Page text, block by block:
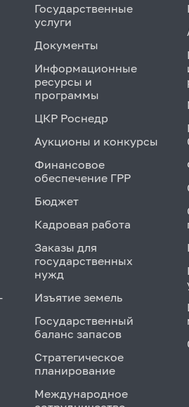
Государственные
услуги
Документы
Информационные
ресурсы и
программы
ЦКР Роснедр
Аукционы и конкурсы
Финансовое
обеспечение ГРР
Бюджет
Кадровая работа
Заказы для
государственных
нужд
Изъятие земель
Государственный
баланс запасов
Стратегическое
планирование
Международное